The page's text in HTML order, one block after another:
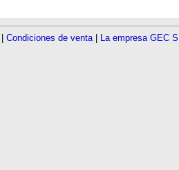
| Condiciones de venta | La empresa GEC